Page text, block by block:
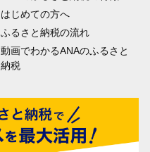
はじめての方へ
ふるさと納税の流れ
動画でわかるANAのふるさと
納税